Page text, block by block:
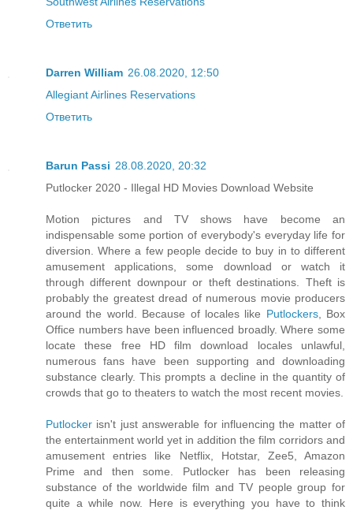
Ответить
Darren William 26.08.2020, 12:50
Allegiant Airlines Reservations
Ответить
Barun Passi 28.08.2020, 20:32
Putlocker 2020 - Illegal HD Movies Download Website
Motion pictures and TV shows have become an
indispensable some portion of everybody's everyday life for
diversion. Where a few people decide to buy in to different
amusement applications, some download or watch it
through different downpour or theft destinations. Theft is
probably the greatest dread of numerous movie producers
around the world. Because of locales like Putlockers, Box
Office numbers have been influenced broadly. Where some
locate these free HD film download locales unlawful,
numerous fans have been supporting and downloading
substance clearly. This prompts a decline in the quantity of
crowds that go to theaters to watch the most recent movies.
Putlocker isn't just answerable for influencing the matter of
the entertainment world yet in addition the film corridors and
amusement entries like Netflix, Hotstar, Zee5, Amazon
Prime and then some. Putlocker has been releasing
substance of the worldwide film and TV people group for
quite a while now. Here is everything you have to think